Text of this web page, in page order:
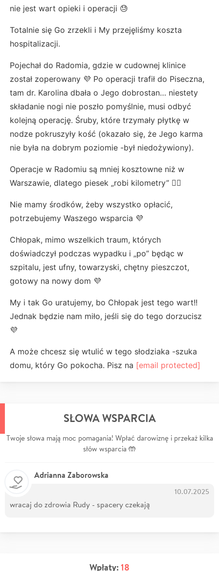
nie jest wart opieki i operacji 😓
Totalnie się Go zrzekli i My przejęliśmy koszta
hospitalizacji.
Pojechał do Radomia, gdzie w cudownej klinice
został zoperowany 💜 Po operacji trafił do Piseczna,
tam dr. Karolina dbała o Jego dobrostan… niestety
składanie nogi nie poszło pomyślnie, musi odbyć
kolejną operację. Śruby, które trzymały płytkę w
nodze pokruszyły kość (okazało się, że Jego karma
nie była na dobrym poziomie -był niedożywiony).
Operacje w Radomiu są mniej kosztowne niż w
Warszawie, dlatego piesek „robi kilometry” 🤷‍♀️
Nie mamy środków, żeby wszystko opłacić,
potrzebujemy Waszego wsparcia 💜
Chłopak, mimo wszelkich traum, których
doświadczył podczas wypadku i „po” będąc w
szpitalu, jest ufny, towarzyski, chętny pieszczot,
gotowy na nowy dom 💜
My i tak Go uratujemy, bo Chłopak jest tego wart!!
Jednak będzie nam miło, jeśli się do tego dorzucisz
💜
A może chcesz się wtulić w tego słodziaka -szuka
domu, który Go pokocha. Pisz na [email protected]
SŁOWA WSPARCIA
Twoje słowa mają moc pomagania! Wpłać darowiznę i przekaż kilka
słów wsparcia 🤲
Adrianna Zaborowska
10.07.2025
wracaj do zdrowia Rudy - spacery czekają
Wpłaty: 18